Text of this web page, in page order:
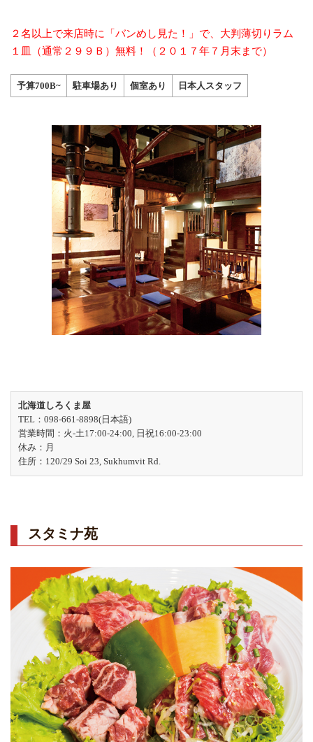
２名以上で来店時に「バンめし見た！」で、大判薄切りラム
１皿（通常２９９Ｂ）無料！（２０１７年７月末まで）
予算700B~ 駐車場あり 個室あり 日本人スタッフ
北海道しろくま屋
TEL：098-661-8898(日本語)
営業時間：火-土17:00-24:00, 日祝16:00-23:00
休み：月
住所：120/29 Soi 23, Sukhumvit Rd.
スタミナ苑